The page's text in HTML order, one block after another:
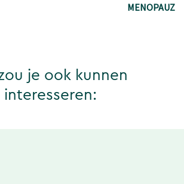
MENOPAUZE
je ook kunnen
interesseren: